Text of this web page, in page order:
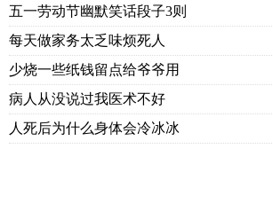
五一劳动节幽默笑话段子3则
每天做家务太乏味烦死人
少烧一些纸钱留点给爷爷用
病人从没说过我医术不好
人死后为什么身体会冷冰冰